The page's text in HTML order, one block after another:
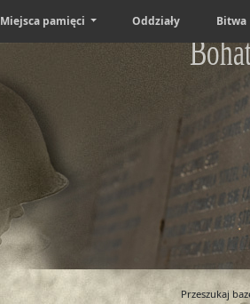
Miejsca pamięci Oddziały Bitwa
Przeszukaj